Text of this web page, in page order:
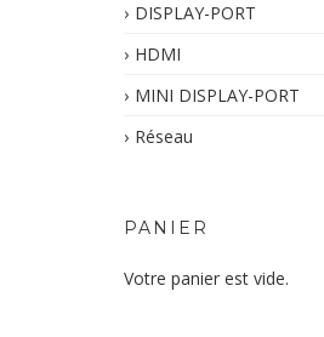
DISPLAY-PORT
HDMI
MINI DISPLAY-PORT
Réseau
PANIER
Votre panier est vide.